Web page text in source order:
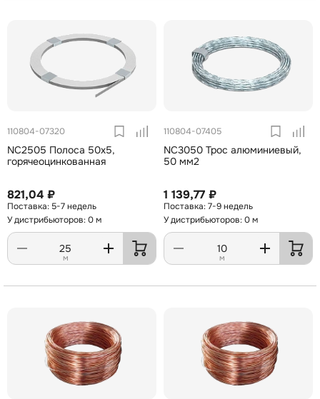
110804-07320
NC2505 Полоса 50х5,
горячеоцинкованная
821,04 ₽
5-7 недель
У дистрибьюторов: 0 м
м
110804-07405
NC3050 Трос алюминиевый,
50 мм2
1 139,77 ₽
7-9 недель
У дистрибьюторов: 0 м
м